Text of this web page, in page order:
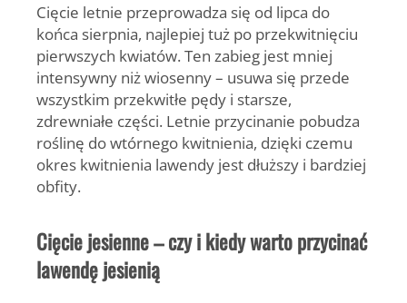
Cięcie letnie przeprowadza się od lipca do
końca sierpnia, najlepiej tuż po przekwitnięciu
pierwszych kwiatów. Ten zabieg jest mniej
intensywny niż wiosenny – usuwa się przede
wszystkim przekwitłe pędy i starsze,
zdrewniałe części. Letnie przycinanie pobudza
roślinę do wtórnego kwitnienia, dzięki czemu
okres kwitnienia lawendy jest dłuższy i bardziej
obfity.
Cięcie jesienne – czy i kiedy warto przycinać
lawendę jesienią